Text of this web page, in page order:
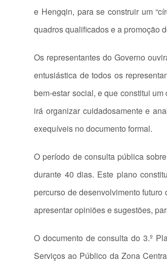
e Hengqin, para se construir um
quadros qualificados e a promoção
Os representantes do Governo
entusiástica de todos os
bem-estar social, e que constitui
irá organizar cuidadosamente e
exequíveis no documento formal.
O período de consulta pública
durante 40 dias. Este plano
percurso de desenvolvimento
apresentar opiniões e sugestões,
O documento de consulta do 3.º
Serviços ao Público da Zona